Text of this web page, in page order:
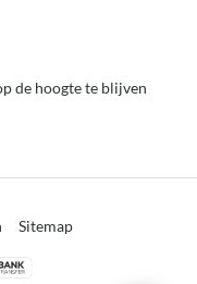
de hoogte te blijven
Sitemap